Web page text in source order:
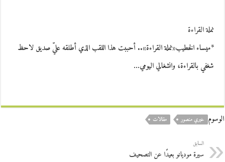
نملة القراءة
*ميساء الخطيب«نملة القراءة».. أحببت هذا اللقب الذي أطلقه عليّ صديق لاحظ
شغفي بالقراءة، وانشغالي اليومي…
الوسوم خيري منصور مقالات
السابق
سيرة موديانو بعيدًا عن التصحيف